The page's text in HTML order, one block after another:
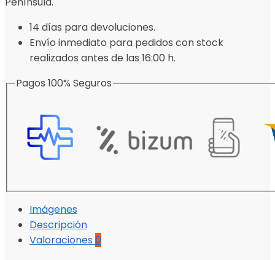
14 días para devoluciones.
Envío inmediato para pedidos con stock
realizados antes de las 16:00 h.
Pagos 100% Seguros
Imágenes
Descripción
Valoraciones 0